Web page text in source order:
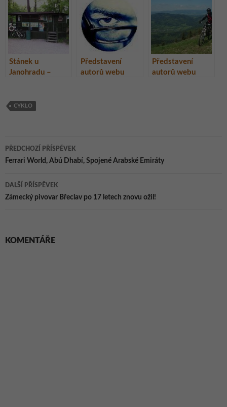
Stánek u
Janohradu –
stanice,
Představení
autorů webu
Představení
autorů webu
CYKLO
Navigace
pro
příspěvky
PŘEDCHOZÍ PŘÍSPĚVEK
Ferrari World, Abú Dhabí, Spojené Arabské Emiráty
DALŠÍ PŘÍSPĚVEK
Zámecký pivovar Břeclav po 17 letech znovu ožil!
KOMENTÁŘE